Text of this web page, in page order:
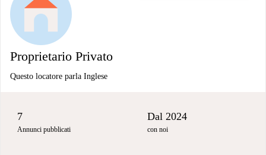
Proprietario Privato
Questo locatore parla Inglese
7
Annunci pubblicati
Dal 2024
con noi